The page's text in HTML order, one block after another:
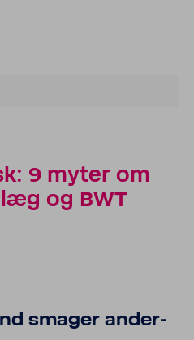
9 myter om
og BWT
smager ander­